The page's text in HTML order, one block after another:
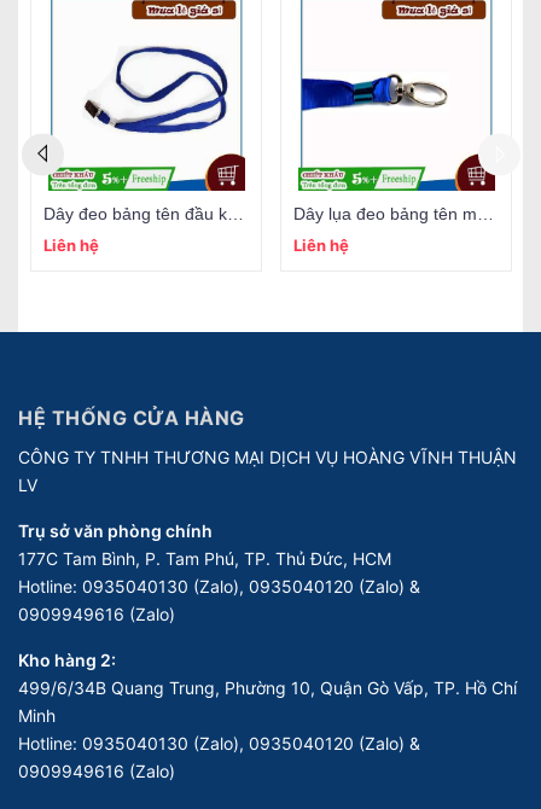
Liên hệ
Liên hệ
HỆ THỐNG CỬA HÀNG
CÔNG TY TNHH THƯƠNG MẠI DỊCH VỤ HOÀNG VĨNH THUẬN
LV
Trụ sở văn phòng chính
177C Tam Bình, P. Tam Phú, TP. Thủ Đức, HCM
Hotline: 0935040130 (Zalo), 0935040120 (Zalo) &
0909949616 (Zalo)
Kho hàng 2:
499/6/34B Quang Trung, Phường 10, Quận Gò Vấp, TP. Hồ Chí
Minh
Hotline: 0935040130 (Zalo), 0935040120 (Zalo) &
0909949616 (Zalo)